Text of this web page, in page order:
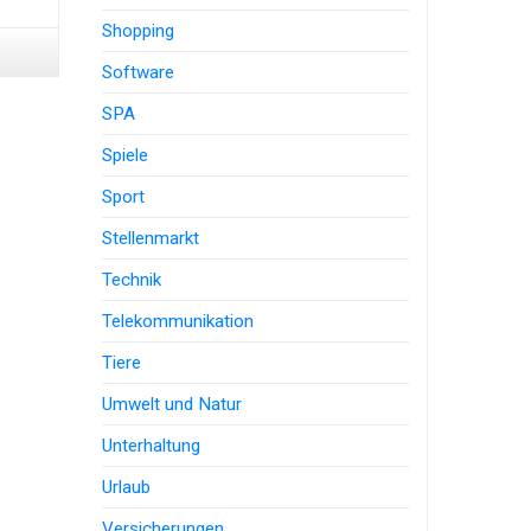
Shopping
Software
SPA
Spiele
Sport
Stellenmarkt
Technik
Telekommunikation
Tiere
Umwelt und Natur
Unterhaltung
Urlaub